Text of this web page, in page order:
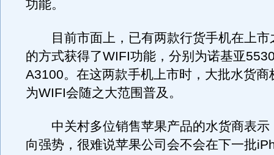
功能。
目前市面上，已有两款行货手机在上市
的方式获得了WIFI功能，分别为诺基亚
A3100。在这两款手机上市时，大批水货商
为WIFI会随之大范围普及。
中关村多位销售苹果产品的水货商表示
向强势，很难说苹果公司会不会在下一批